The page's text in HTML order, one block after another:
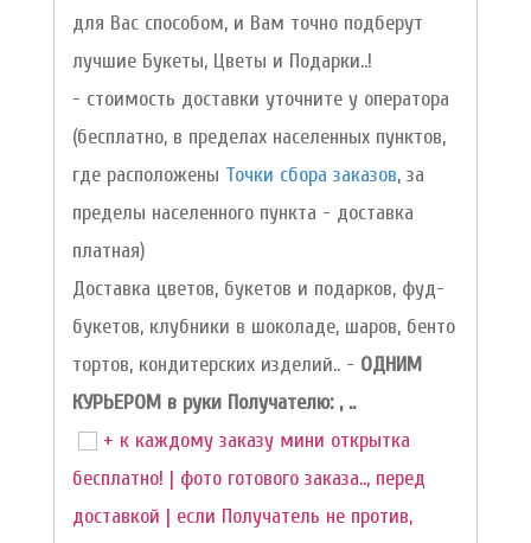
для Вас способом, и Вам точно подберут
лучшие Букеты, Цветы и Подарки..!
- стоимость доставки уточните у оператора
(бесплатно, в пределах населенных пунктов,
где расположены Точки сбора заказов, за
пределы населенного пункта - доставка
платная)
Доставка цветов, букетов и подарков, фуд-
букетов, клубники в шоколаде, шаров, бенто
тортов, кондитерских изделий.. - ОДНИМ
КУРЬЕРОМ в руки Получателю: , ..
+ к каждому заказу мини открытка
бесплатно! | фото готового заказа.., перед
доставкой | если Получатель не против,